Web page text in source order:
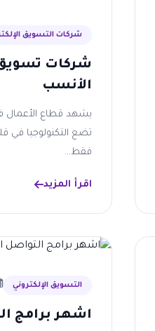
شركات التسويق
شركات تسويق
الأنسب
يشهد قطاع الأعمال
تضع التكنولوجيا في
فقط...
اقرأ المزيد
التسويق الإلكتروني
اشهر برامج